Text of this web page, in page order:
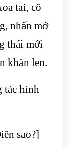
tai, cô
nhấn mở
thái mới
khăn len.
tác hình
sao?]